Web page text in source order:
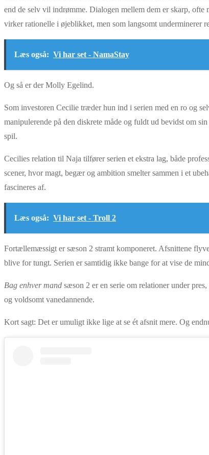
end de selv vil indrømme. Dialogen mellem dem er skarp,
virker rationelle i øjeblikket, men som langsomt underminerer
Læs også: Vi har set - NamaStay
Og så er der Molly Egelind.
Som investoren Cecilie træder hun ind i serien med en ro og
manipulerende på den diskrete måde og fuldt ud bevidst om
spil.
Cecilies relation til Naja tilfører serien et ekstra lag, både
scener, hvor magt, begær og ambition smelter sammen i et
fascineres af.
Læs også: Vi har set - Troll 2
Fortællemæssigt er sæson 2 stramt komponeret. Afsnittene
blive for tungt. Serien er samtidig ikke bange for at vise de
Bag enhver mand sæson 2 er en serie om relationer under
og voldsomt vanedannende.
Kort sagt: Det er umuligt ikke lige at se ét afsnit mere. Og